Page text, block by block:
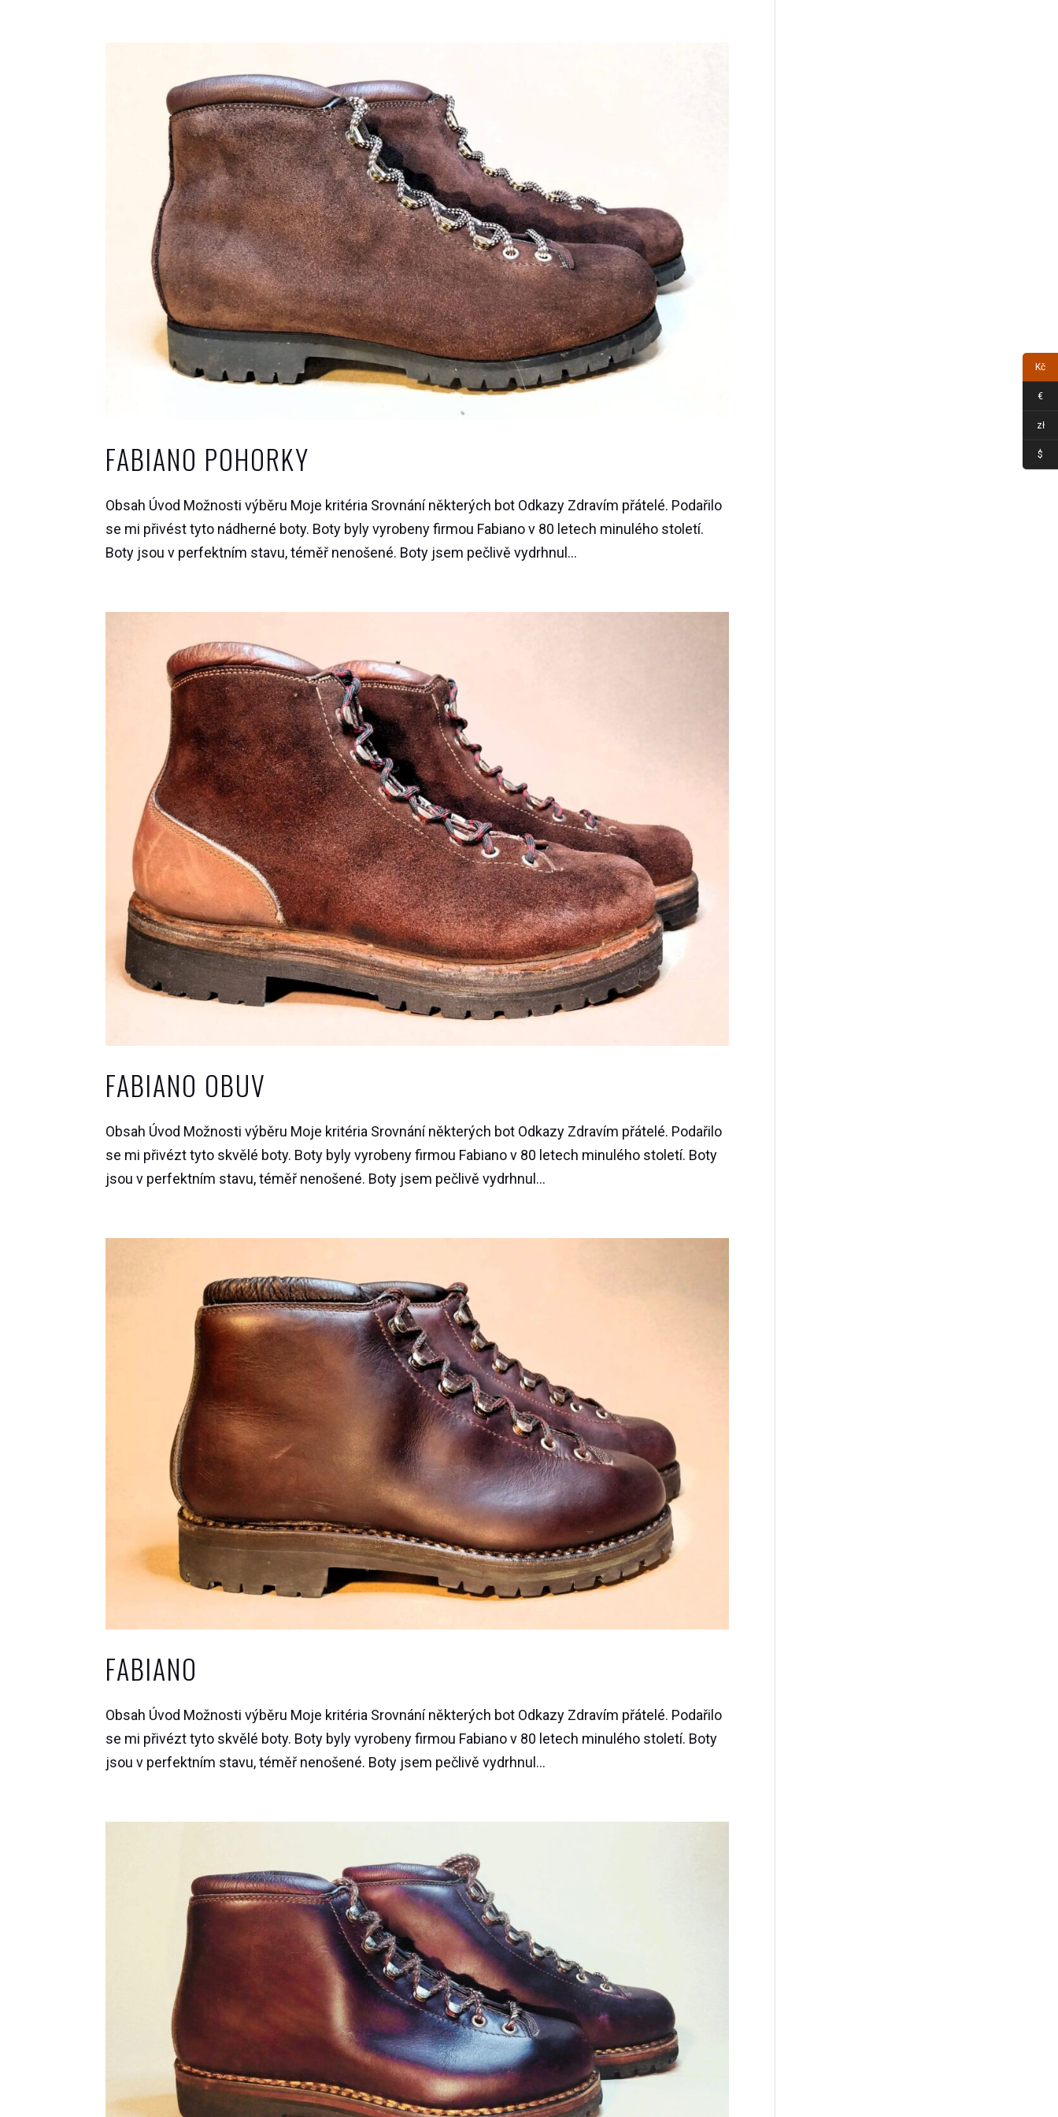
FABIANO POHORKY
Obsah Úvod Možnosti výběru Moje kritéria Srovnání některých bot Odkazy Zdravím přátelé. Podařilo
se mi přivést tyto nádherné boty. Boty byly vyrobeny firmou Fabiano v 80 letech minulého století.
Boty jsou v perfektním stavu, téměř nenošené. Boty jsem pečlivě vydrhnul...
FABIANO OBUV
Obsah Úvod Možnosti výběru Moje kritéria Srovnání některých bot Odkazy Zdravím přátelé. Podařilo
se mi přivézt tyto skvělé boty. Boty byly vyrobeny firmou Fabiano v 80 letech minulého století. Boty
jsou v perfektním stavu, téměř nenošené. Boty jsem pečlivě vydrhnul...
FABIANO
Obsah Úvod Možnosti výběru Moje kritéria Srovnání některých bot Odkazy Zdravím přátelé. Podařilo
se mi přivézt tyto skvělé boty. Boty byly vyrobeny firmou Fabiano v 80 letech minulého století. Boty
jsou v perfektním stavu, téměř nenošené. Boty jsem pečlivě vydrhnul...
Kč
€
zł
$